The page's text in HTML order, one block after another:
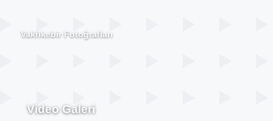
Vakfıkebir Fotoğrafları
Video Galeri